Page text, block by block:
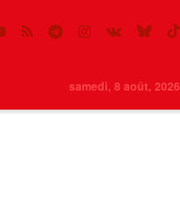
samedi, 8 août, 2026